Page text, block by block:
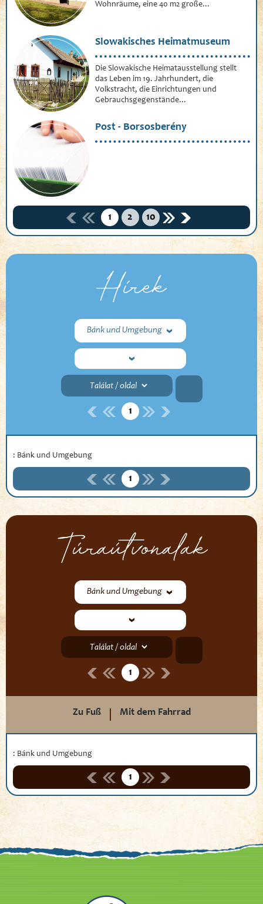
Wohnräume, eine 40 m2 große...
Slowakisches Heimatmuseum
Die Slowakische Heimatausstellung stellt
das Leben im 19. Jahrhundert, die
Volkstracht, die Einrichtungen und
Gebrauchsgegenstände...
Post - Borsosberény
1 2 10
Hírek
Bánk und Umgebung
1
: Bánk und Umgebung
1
Túraútvonalak
Bánk und Umgebung
1
Zu Fuß Mit dem Fahrrad
: Bánk und Umgebung
1